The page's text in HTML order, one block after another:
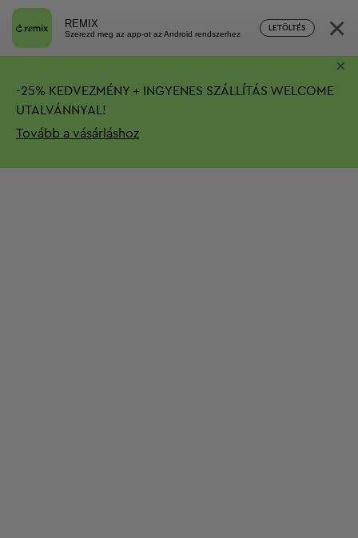
REMIX
Szerezd meg az app-ot az Android rendszerhez
LETÖLTÉS ×
-25% KEDVEZMÉNY + INGYENES SZÁLLÍTÁS WELCOME
UTALVÁNNYAL!
Tovább a vásárláshoz
×